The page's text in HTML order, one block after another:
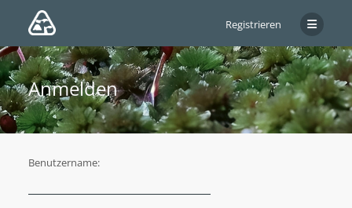
Registrieren
Anmelden
Benutzername: